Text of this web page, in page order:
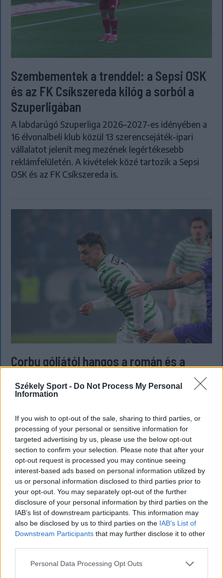
Székely Sport - Do Not Process My Personal
Information
If you wish to opt-out of the sale, sharing to third parties, or
processing of your personal or sensitive information for
targeted advertising by us, please use the below opt-out
section to confirm your selection. Please note that after your
opt-out request is processed you may continue seeing
interest-based ads based on personal information utilized by
us or personal information disclosed to third parties prior to
your opt-out. You may separately opt-out of the further
disclosure of your personal information by third parties on the
IAB’s list of downstream participants. This information may
also be disclosed by us to third parties on the IAB’s List of
Downstream Participants that may further disclose it to other
Personal Data Processing Opt Outs
Szembementek a trenddel: a Sepsi OSK
és az FK Csíkszereda kilóg a sorból a
Szuperligában
A labdarúgó Szuperliga 2026–2027-es idényében a
16 élvonalbeli klub közül 13 szerencsejáték-ipari
vállalatot jelenít meg mezének legértékesebb
reklámfelületén. A kivételek közé tartozik a Sepsi
OSK és az FK Csíkszereda is.
Corbu góljától hangos a román és a
sürgetnek
választották, teljesítményével pedig a román
sportsajtó figyelmét is felkeltette Marius Corbu.
Több szaklap szerint a Székelyföld Labdarúgó
Akadémia neveltje már megérdemelné a román
válogatott meghívóját.